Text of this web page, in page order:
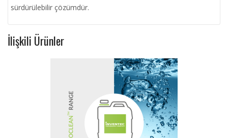
sürdürülebilir çözümdür.
İlişkili Ürünler